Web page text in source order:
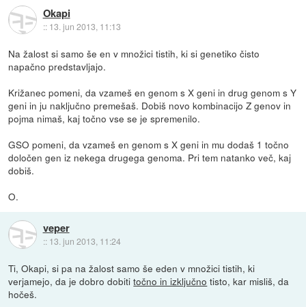
Okapi
:: 13. jun 2013, 11:13
Na žalost si samo še en v množici tistih, ki si genetiko čisto
napačno predstavljajo.
Križanec pomeni, da vzameš en genom s X geni in drug genom s Y
geni in ju naključno premešaš. Dobiš novo kombinacijo Z genov in
pojma nimaš, kaj točno vse se je spremenilo.
GSO pomeni, da vzameš en genom s X geni in mu dodaš 1 točno
določen gen iz nekega drugega genoma. Pri tem natanko več, kaj
dobiš.
O.
veper
:: 13. jun 2013, 11:24
Ti, Okapi, si pa na žalost samo še eden v množici tistih, ki
verjamejo, da je dobro dobititočno in izključno tisto, kar misliš, da
hočeš.